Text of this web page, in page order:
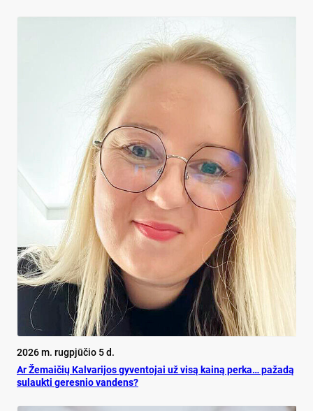
2026 m. rugpjūčio 5 d.
Ar Že­mai­čių Kal­va­ri­jos gy­ven­to­jai už vi­są kai­ną per­ka… pa­ža­dą
su­lauk­ti ge­res­nio van­dens?